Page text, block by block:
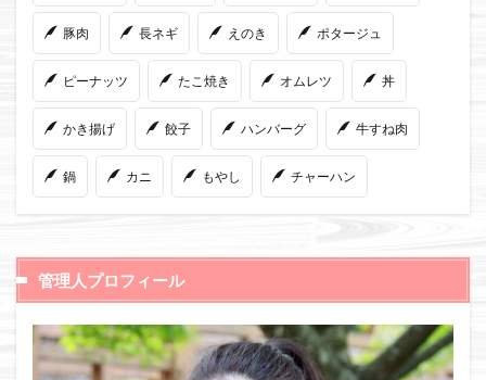
豚肉 長ネギ えのき ポタージュ
ピーナッツ たこ焼き オムレツ 丼
かき揚げ 餃子 ハンバーグ 牛すね肉
鍋 カニ もやし チャーハン
管理人プロフィール